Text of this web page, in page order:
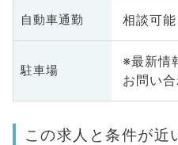
自動車通勤 相談可能
駐車場
※最新情
お問い
この求人と条件が近